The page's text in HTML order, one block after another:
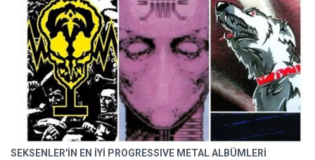
SEKSENLER'İN EN İYİ PROGRESSIVE METAL ALBÜMLERİ